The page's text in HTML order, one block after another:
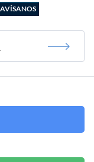
AVÍSANOS